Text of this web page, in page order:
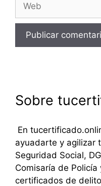
Sobre
En
ayuadarte y agilizar
Seguridad Social,
Comisaría de
certificados de